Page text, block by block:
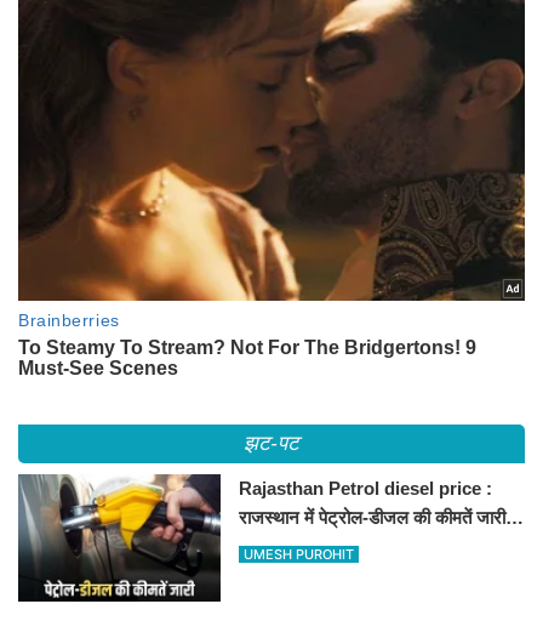
झट-पट
Rajasthan Petrol diesel price :
राजस्थान में पेट्रोल-डीजल की कीमतें जारी,
जानिए बीकानेर समेत पुरे प्रदेश में नए रेट
UMESH PUROHIT